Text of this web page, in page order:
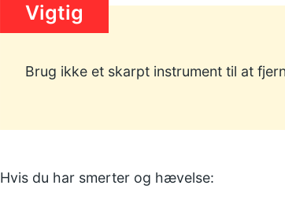
Vigtig
Brug ikke et skarpt instrument til at
Hvis du har smerter og hævelse: